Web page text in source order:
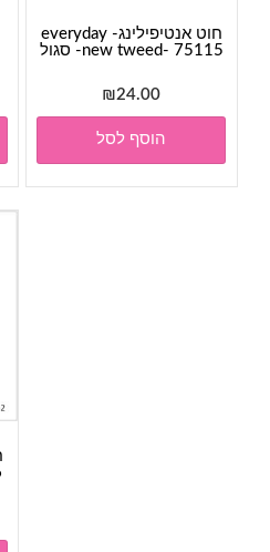
חוט אנטיפילינג- everyday
new tweed- 75115- סגול
₪24.00
הוסף לסל